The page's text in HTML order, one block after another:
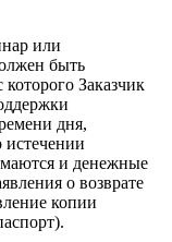
или
быть
Заказчик
дня,
истечении
и денежные
о возврате
копии